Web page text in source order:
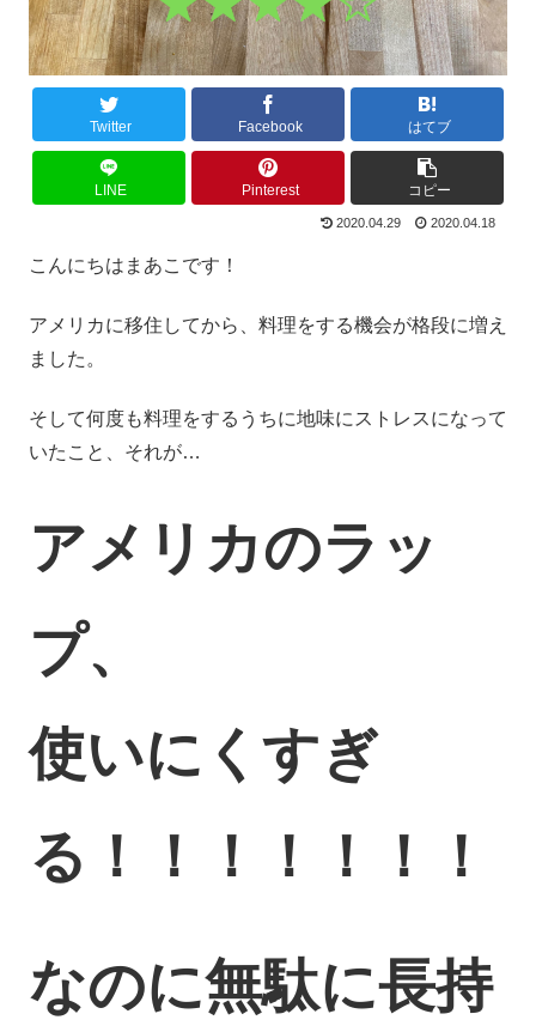
Twitter Facebook はてブ
LINE Pinterest コピー
2020.04.29 2020.04.18
こんにちはまあこです！
アメリカに移住してから、料理をする機会が格段に増え
ました。
そして何度も料理をするうちに地味にストレスになって
いたこと、それが…
アメリカのラッ
プ、
使いにくすぎ
る！！！！！！！
なのに無駄に長持